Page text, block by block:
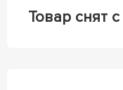
Товар снят